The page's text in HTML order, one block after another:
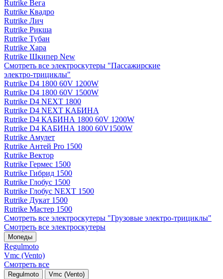
Rutrike Вега
Rutrike Квадро
Rutrike Лич
Rutrike Рикша
Rutrike Тубан
Rutrike Хара
Rutrike Шкипер New
Смотреть все электро­скутеры "Пассажирские
электро‑трициклы"
Rutrike D4 1800 60V 1200W
Rutrike D4 1800 60V 1500W
Rutrike D4 NEXT 1800
Rutrike D4 NEXT КАБИНА
Rutrike D4 КАБИНА 1800 60V 1200W
Rutrike D4 КАБИНА 1800 60V1500W
Rutrike Амулет
Rutrike Антей Pro 1500
Rutrike Вектор
Rutrike Гермес 1500
Rutrike Гибрид 1500
Rutrike Глобус 1500
Rutrike Глобус NEXT 1500
Rutrike Дукат 1500
Rutrike Мастер 1500
Смотреть все электро­скутеры "Грузовые электро‑трициклы"
Смотреть все электро­скутеры
Мопеды
Regulmoto
Vmc (Vento)
Смотреть все
Regulmoto Vmc (Vento)